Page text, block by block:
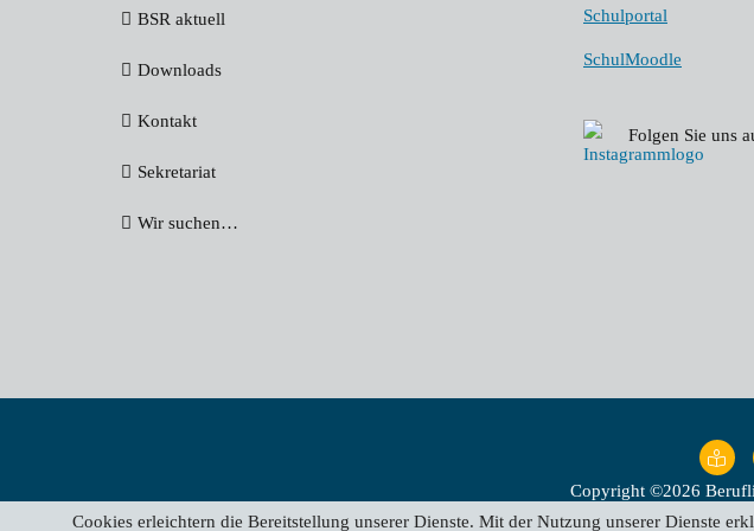
BSR aktuell
Downloads
Kontakt
Sekretariat
Wir suchen…
Schulportal
SchulMoodle
Folgen Sie uns
Copyright ©2026
Cookies erleichtern die Bereitstellung unserer Dienste. Mit der Nutzung unserer Dienste